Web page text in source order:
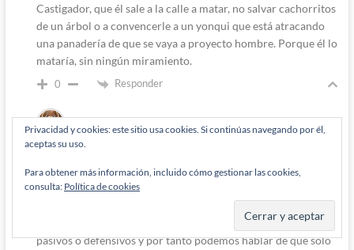
Castigador, que él sale a la calle a matar, no salvar cachorritos
de un árbol o a convencerle a un yonqui que está atracando
una panadería de que se vaya a proyecto hombre. Porque él lo
mataría, sin ningún miramiento.
0 Responder
Erminzah
Responde aDiógenes Pantarújez
Entonces la diferencia sería que Punisher (Por qué lo
llamamos así, si siempre ha sido El Castigador?) sale a buscar
a los malos, es activo. Mientras que los superheroes son
pasivos o defensivos y por tanto podemos hablar de que solo
Privacidad y cookies: este sitio usa cookies. Si continúas navegando por él,
aceptas su uso.
Para obtener más información, incluido cómo gestionar las cookies,
consulta: Política de cookies